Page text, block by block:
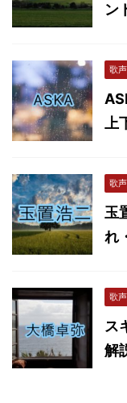
ン
歌
歌
玉
れ
歌
ス
解